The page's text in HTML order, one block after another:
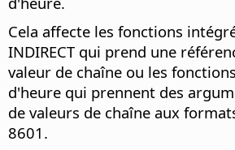
Cela affecte les fonctions
INDIRECT qui prend une
valeur de chaîne ou les
d'heure qui prennent des
de valeurs de chaîne aux
8601.